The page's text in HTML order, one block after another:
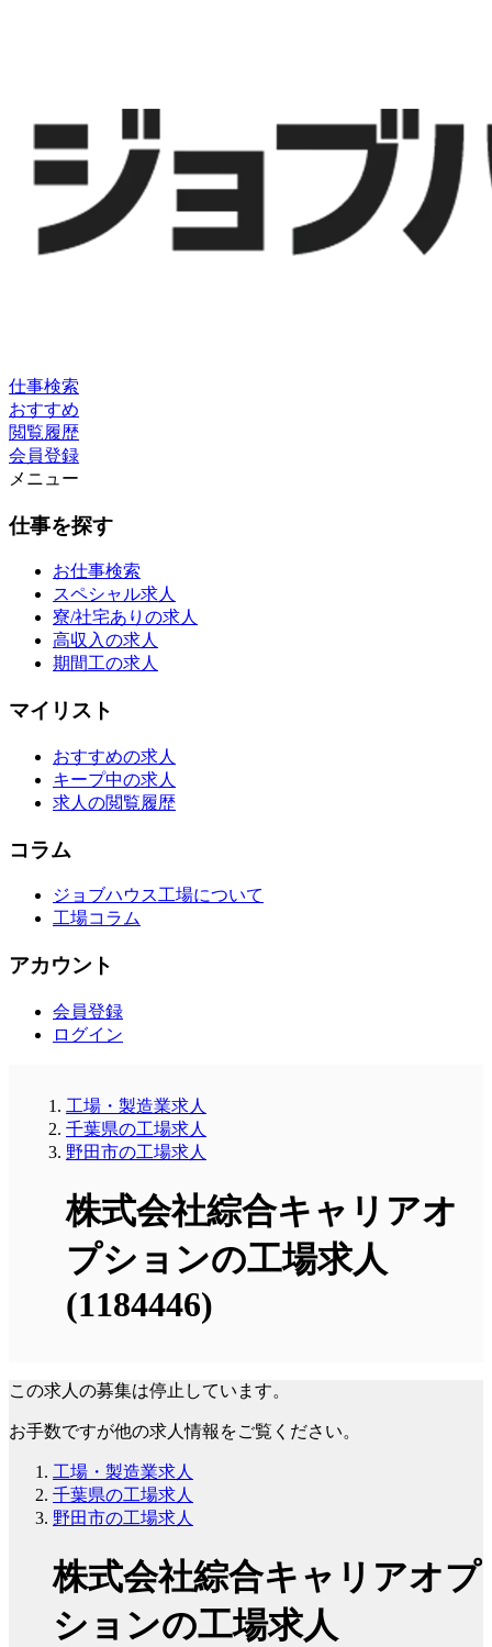
仕事検索
おすすめ
閲覧履歴
会員登録
メニュー
仕事を探す
お仕事検索
スペシャル求人
寮/社宅ありの求人
高収入の求人
期間工の求人
マイリスト
おすすめの求人
キープ中の求人
求人の閲覧履歴
コラム
ジョブハウス工場について
工場コラム
アカウント
会員登録
ログイン
工場・製造業求人
千葉県の工場求人
野田市の工場求人
株式会社綜合キャリアオ
プションの工場求人
(1184446)
この求人の募集は停止しています。
お手数ですが他の求人情報をご覧ください。
工場・製造業求人
千葉県の工場求人
野田市の工場求人
株式会社綜合キャリアオプ
ションの工場求人